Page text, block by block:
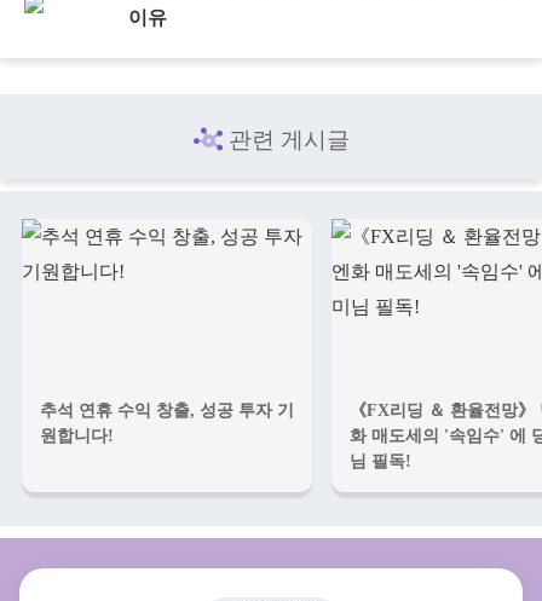
이유
관련 게시글
추석 연휴 수익 창출, 성공 투자 기
원합니다!
《FX리딩 ＆ 환율전망》
화 매도세의 '속임수' 에
님 필독!